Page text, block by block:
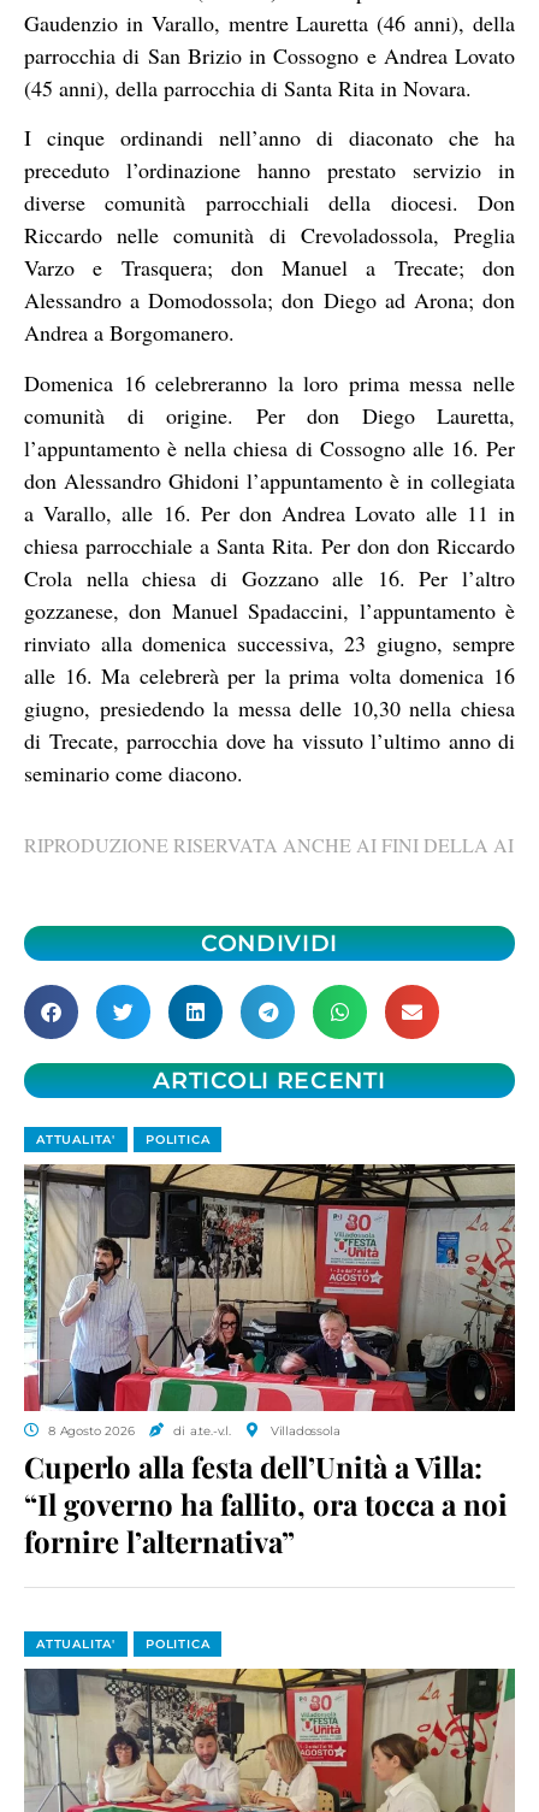
Gaudenzio in Varallo, mentre Lauretta (46 anni), della
parrocchia di San Brizio in Cossogno e Andrea Lovato
(45 anni), della parrocchia di Santa Rita in Novara.
I cinque ordinandi nell’anno di diaconato che ha
preceduto l’ordinazione hanno prestato servizio in
diverse comunità parrocchiali della diocesi. Don
Riccardo nelle comunità di Crevoladossola, Preglia
Varzo e Trasquera; don Manuel a Trecate; don
Alessandro a Domodossola; don Diego ad Arona; don
Andrea a Borgomanero.
Domenica 16 celebreranno la loro prima messa nelle
comunità di origine. Per don Diego Lauretta,
l’appuntamento è nella chiesa di Cossogno alle 16. Per
don Alessandro Ghidoni l’appuntamento è in collegiata
a Varallo, alle 16. Per don Andrea Lovato alle 11 in
chiesa parrocchiale a Santa Rita. Per don don Riccardo
Crola nella chiesa di Gozzano alle 16. Per l’altro
gozzanese, don Manuel Spadaccini, l’appuntamento è
rinviato alla domenica successiva, 23 giugno, sempre
alle 16. Ma celebrerà per la prima volta domenica 16
giugno, presiedendo la messa delle 10,30 nella chiesa
di Trecate, parrocchia dove ha vissuto l’ultimo anno di
seminario come diacono.
RIPRODUZIONE RISERVATA ANCHE AI FINI DELLA AI
CONDIVIDI
ARTICOLI RECENTI
ATTUALITA' POLITICA
8 Agosto 2026 di a.te.-v.l. Villadossola
Cuperlo alla festa dell’Unità a Villa:
“Il governo ha fallito, ora tocca a noi
fornire l’alternativa”
ATTUALITA' POLITICA